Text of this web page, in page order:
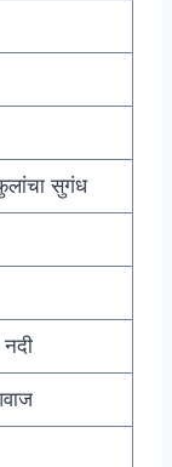
सुगंध
नदी